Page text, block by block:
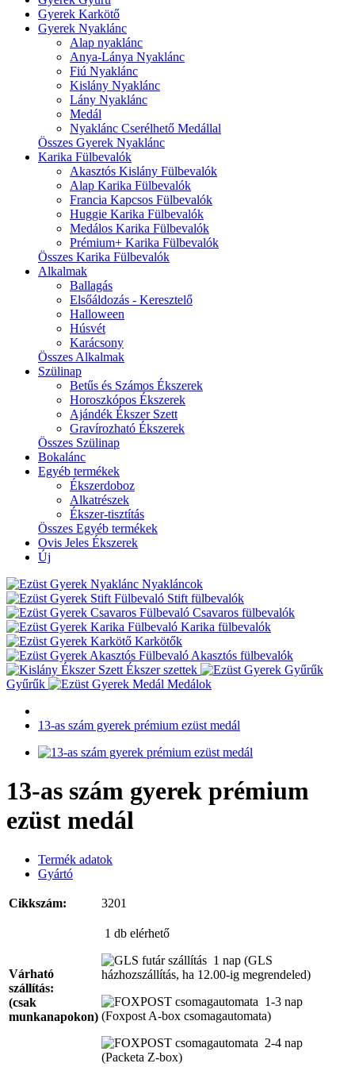
Gyerek Karkötő
Gyerek Nyaklánc
Alap nyaklánc
Anya-Lánya Nyaklánc
Fiú Nyaklánc
Kislány Nyaklánc
Lány Nyaklánc
Medál
Nyaklánc Cserélhető Medállal
Összes Gyerek Nyaklánc
Karika Fülbevalók
Akasztós Kislány Fülbevalók
Alap Karika Fülbevalók
Francia Kapcsos Fülbevalók
Huggie Karika Fülbevalók
Medálos Karika Fülbevalók
Prémium+ Karika Fülbevalók
Összes Karika Fülbevalók
Alkalmak
Ballagás
Elsőáldozás - Keresztelő
Halloween
Húsvét
Karácsony
Összes Alkalmak
Szülinap
Betűs és Számos Ékszerek
Horoszkópos Ékszerek
Ajándék Ékszer Szett
Gravírozható Ékszerek
Összes Szülinap
Bokalánc
Egyéb termékek
Ékszerdoboz
Alkatrészek
Ékszer-tisztítás
Összes Egyéb termékek
Ovis Jeles Ékszerek
Új
Nyakláncok
Stift fülbevalók
Csavaros fülbevalók
Karika fülbevalók
Karkötők
Akasztós fülbevalók
Ékszer szettek
Gyűrűk
Medálok
13-as szám gyerek prémium ezüst medál
13-as szám gyerek prémium
ezüst medál
Termék adatok
Gyártó
Cikkszám: 3201
Várható
szállítás:
(csak
munkanapokon)
1 db elérhető
1 nap (GLS
házhozszállítás, ha 12.00-ig megrendeled)
1-3 nap
(Foxpost A-box csomagautomata)
2-4 nap
(Packeta Z-box)